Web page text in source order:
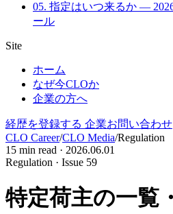
05. 指定はいつ来るか —
ール
Site
ホーム
なぜ今CLOか
企業の方へ
経歴を登録する 企業お問い合わせ
CLO Career/CLO Media/Regulation
15 min read · 2026.06.01
Regulation · Issue 59
特定荷主の一覧